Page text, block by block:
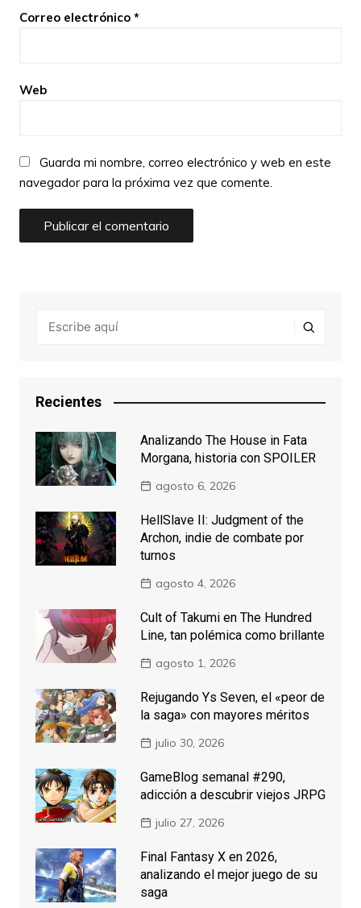
Correo electrónico *
Web
Guarda mi nombre, correo electrónico y web en este
navegador para la próxima vez que comente.
Recientes
Analizando The House in Fata
Morgana, historia con SPOILER
agosto 6, 2026
HellSlave II: Judgment of the
Archon, indie de combate por
turnos
agosto 4, 2026
Cult of Takumi en The Hundred
Line, tan polémica como brillante
agosto 1, 2026
Rejugando Ys Seven, el «peor de
la saga» con mayores méritos
julio 30, 2026
GameBlog semanal #290,
adicción a descubrir viejos JRPG
julio 27, 2026
Final Fantasy X en 2026,
analizando el mejor juego de su
saga